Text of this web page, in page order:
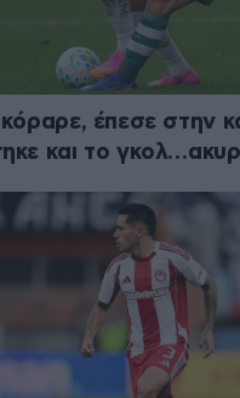
έπεσε στην
και το